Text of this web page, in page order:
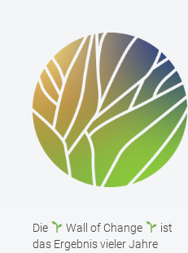
Die Wall of Change
ist
das Ergebnis vieler Jahre